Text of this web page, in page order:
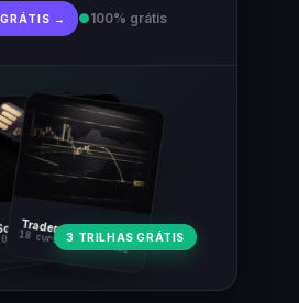
→ ●100% grátis
· 31 aulas
Trader Cripto
18 cursos · 80 aulas
Bitcoin
cursos · 44 aulas3 TRILHAS GRÁTIS